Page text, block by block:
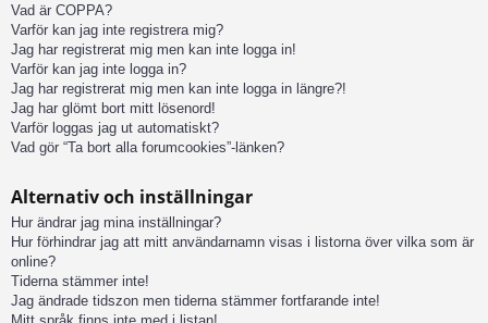
Vad är COPPA?
Varför kan jag inte registrera mig?
Jag har registrerat mig men kan inte logga in!
Varför kan jag inte logga in?
Jag har registrerat mig men kan inte logga in längre?!
Jag har glömt bort mitt lösenord!
Varför loggas jag ut automatiskt?
Vad gör “Ta bort alla forumcookies”-länken?
Alternativ och inställningar
Hur ändrar jag mina inställningar?
Hur förhindrar jag att mitt användarnamn visas i listorna över vilka som är
online?
Tiderna stämmer inte!
Jag ändrade tidszon men tiderna stämmer fortfarande inte!